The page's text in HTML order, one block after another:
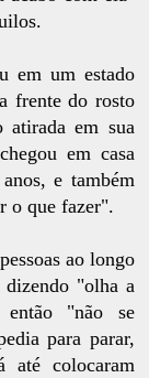
em um estado
frente do rosto
atirada em sua
em casa
e também
o que fazer".
ao longo
"olha a
então "não se
para parar,
até colocaram